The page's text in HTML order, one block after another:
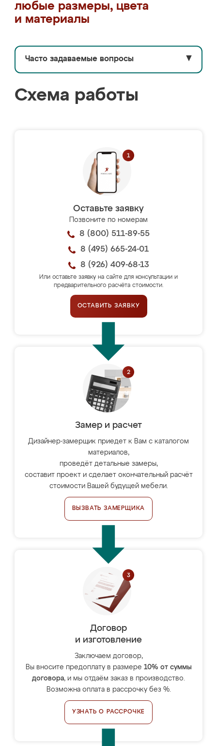
любые размеры, цвета
и материалы
Часто задаваемые вопросы ▼
Схема работы
Оставьте заявку
Позвоните по номерам
8 (800) 511-89-55
8 (495) 665-24-01
8 (926) 409-68-13
Или оставьте заявку на сайте для консультации и
предварительного расчёта стоимости.
ОСТАВИТЬ ЗАЯВКУ
Замер и расчет
Дизайнер-замерщик приедет к Вам с каталогом
материалов,
проведёт детальные замеры,
составит проект и сделает окончательный расчёт
стоимости Вашей будущей мебели.
ВЫЗВАТЬ ЗАМЕРЩИКА
Договор
и изготовление
Заключаем договор,
Вы вносите предоплату в размере 10% от суммы
договора, и мы отдаём заказ в производство.
Возможна оплата в рассрочку без %.
УЗНАТЬ О РАССРОЧКЕ